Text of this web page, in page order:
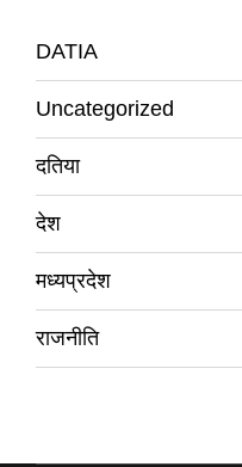
DATIA
Uncategorized
दतिया
देश
मध्यप्रदेश
राजनीति